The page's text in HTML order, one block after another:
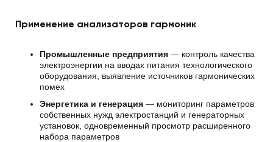
Применение анализаторов гармоник
Промышленные предприятия — контроль качества
электроэнергии на вводах питания технологического
оборудования, выявление источников гармонических
помех
Энергетика и генерация — мониторинг параметров
собственных нужд электростанций и генераторных
установок, одновременный просмотр расширенного
набора параметров